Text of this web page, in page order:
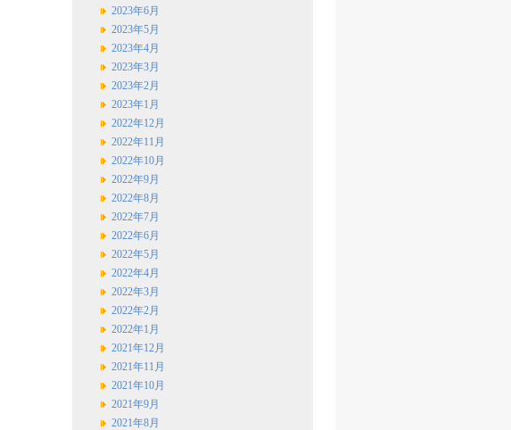
2023年6月
2023年5月
2023年4月
2023年3月
2023年2月
2023年1月
2022年12月
2022年11月
2022年10月
2022年9月
2022年8月
2022年7月
2022年6月
2022年5月
2022年4月
2022年3月
2022年2月
2022年1月
2021年12月
2021年11月
2021年10月
2021年9月
2021年8月